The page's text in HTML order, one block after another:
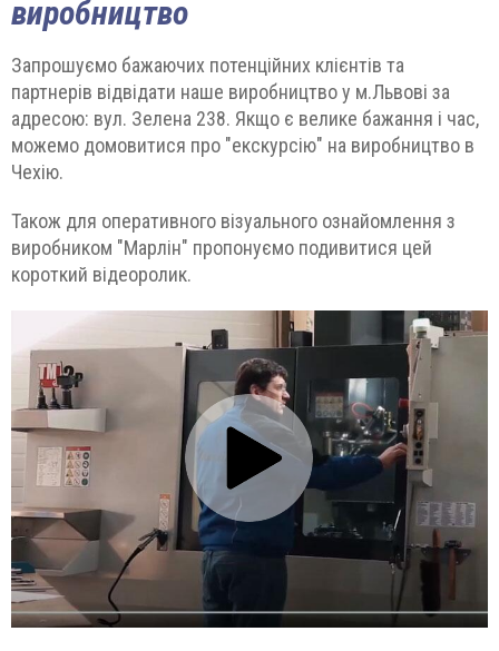
виробництво
Запрошуємо бажаючих потенційних клієнтів та
партнерів відвідати наше виробництво у м.Львові за
адресою: вул. Зелена 238. Якщо є велике бажання і час,
можемо домовитися про "екскурсію" на виробництво в
Чехію.
Також для оперативного візуального ознайомлення з
виробником "Марлін" пропонуємо подивитися цей
короткий відеоролик.